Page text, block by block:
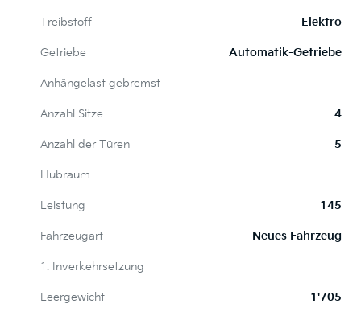
Treibstoff Elektro
Getriebe Automatik-Getriebe
Anhängelast gebremst
Anzahl Sitze 4
Anzahl der Türen 5
Hubraum
Leistung 145
Fahrzeugart Neues Fahrzeug
1. Inverkehrsetzung
Leergewicht 1'705